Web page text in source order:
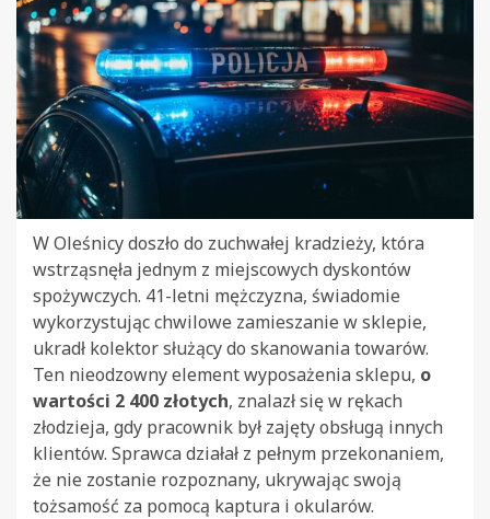
W Oleśnicy doszło do zuchwałej kradzieży, która
wstrząsnęła jednym z miejscowych dyskontów
spożywczych. 41-letni mężczyzna, świadomie
wykorzystując chwilowe zamieszanie w sklepie,
ukradł kolektor służący do skanowania towarów.
Ten nieodzowny element wyposażenia sklepu, o
wartości 2 400 złotych, znalazł się w rękach
złodzieja, gdy pracownik był zajęty obsługą innych
klientów. Sprawca działał z pełnym przekonaniem,
że nie zostanie rozpoznany, ukrywając swoją
tożsamość za pomocą kaptura i okularów.